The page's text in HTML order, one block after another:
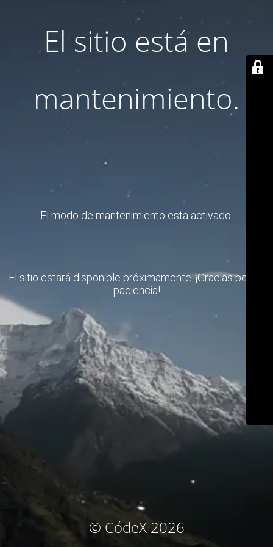
El sitio está en
mantenimiento.
El modo de mantenimiento está activado.
El sitio estará disponible próximamente. ¡Gracias por su
paciencia!
© CódeX 2026